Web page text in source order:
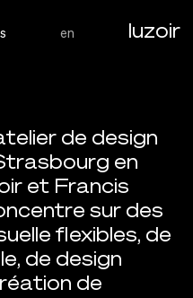
principal luzoir
en
de design
en
et Francis
sur des
flexibles, de
de design
de